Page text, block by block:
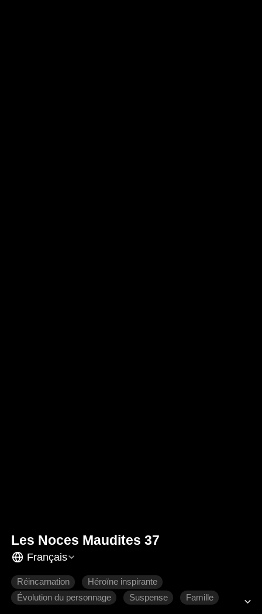
Les Noces Maudites 37
Français
Réincarnation
Héroïne inspirante
Évolution du personnage
Suspense Famille